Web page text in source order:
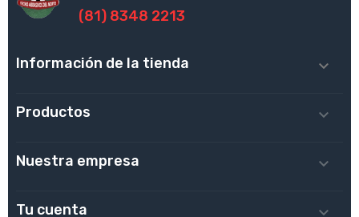
(81) 8348 2213
Información de la tienda 
Productos 
Nuestra empresa 
Tu cuenta 